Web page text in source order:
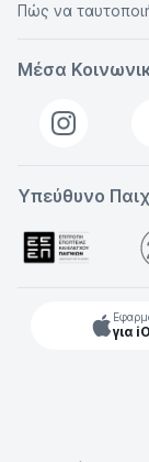
Πώς να
Μέσα
Υπεύθυνο
για